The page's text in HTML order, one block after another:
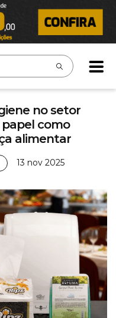
no setor
como
alimentar
13 nov 2025